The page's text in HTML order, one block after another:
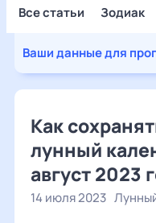
Все статьи Зодиак
Ваши данные для
Как
лунный
август 2023
14 июля 2023